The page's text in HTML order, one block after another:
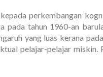
perkembangan
pada tahun 1960-an
yang luas kerana
pelajar-pelajar